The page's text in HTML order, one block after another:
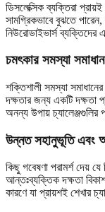
ডিসলেক্সিক ব্যক্তিরা
সামগ্রিকভাবে বুঝতে
নিউরোডাইভার্স ব্যক্তিদের
চমৎকার সমস্যা
শক্তিশালী সমস্যা
দক্ষতার জন্য একটি দক্ষতা
অনন্য উপায় চ্যালেঞ্জগুলির
উন্নত সহানুভূতি এবং
কিছু গবেষণা পরামর্শ দেয়
আন্তঃব্যক্তিক দক্ষতা
কারণে যা প্রায়শই শেখার